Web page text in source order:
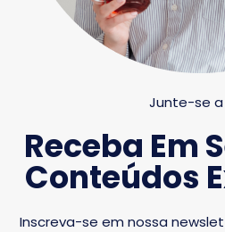
Junte-se a
Receba Em
Conteúdos
Inscreva-se em nossa